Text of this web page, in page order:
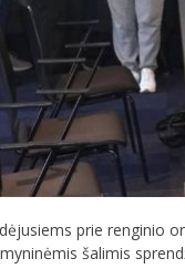
prie renginio
šalimis